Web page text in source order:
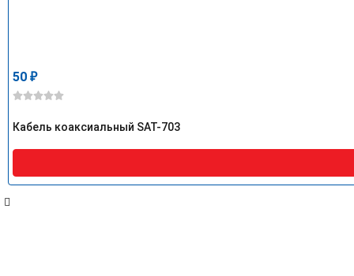
50 ₽
Кабель коаксиальный SAT-703